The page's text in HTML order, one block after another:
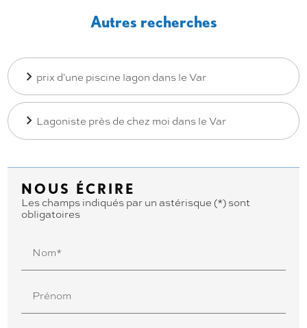
Autres recherches
prix d'une piscine lagon dans le Var
Lagoniste près de chez moi dans le Var
NOUS ÉCRIRE
Les champs indiqués par un astérisque (*) sont
obligatoires
Nom*
Prénom